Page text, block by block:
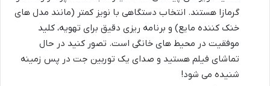
گرمازا هستند. انتخاب دستگاهی با نویز کمتر (مانند مدل های
خنک کننده مایع) و برنامه ریزی دقیق برای تهویه، کلید
موفقیت در محیط های خانگی است. تصور کنید در حال
تماشای فیلم هستید و صدای یک توربین جت در پس زمینه
شنیده می شود!